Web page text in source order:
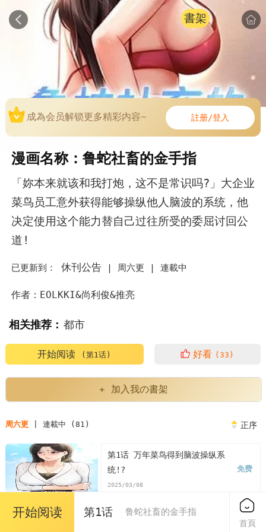
書架
成為会员解锁更多精彩内容~ 註册/登入
漫画名称：鲁蛇社畜的金手指
「妳本来就该和我打炮，这不是常识吗?」大企业
菜鸟员工意外获得能够操纵他人脑波的系统，他
决定使用这个能力替自己过往所受的委屈讨回公
道!
已更新到： 休刊公告| 周六更 | 連載中
作者：EOLKKI&尚利俊&推亮
相关推荐： 都市
开始阅读 (第1话) 好看 (33)
+ 加入我の書架
周六更| 連載中 (81) 正序
第1话 万年菜鸟得到脑波操纵系
统!?
2025/03/08
免费
免费
开始阅读 第1话 鲁蛇社畜的金手指
首頁